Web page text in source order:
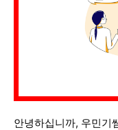
안녕하십니까, 우민기